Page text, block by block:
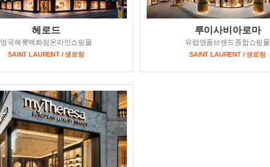
헤로드
영국헤롯백화점온라인쇼핑몰
SAINT LAURENT / 생로랑
루이사비아로마
유럽명품브랜드종합쇼핑몰
SAINT LAURENT / 생로랑